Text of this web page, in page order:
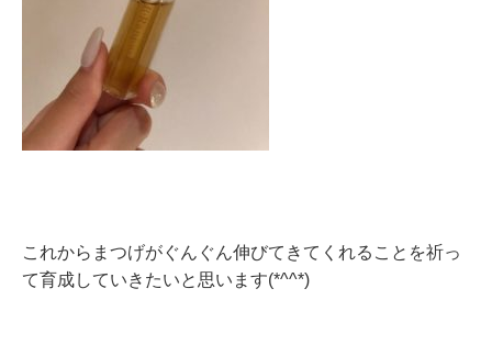
これからまつげがぐんぐん伸びてきてくれることを祈っ
て育成していきたいと思います(*^^*)